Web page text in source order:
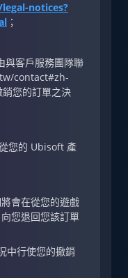
notices?
；
與客戶服務團隊聯
contact#zh-
您的訂單之決
您的 Ubisoft 產
會在從您的遊戲
您退回您該訂單
中行使您的撤銷